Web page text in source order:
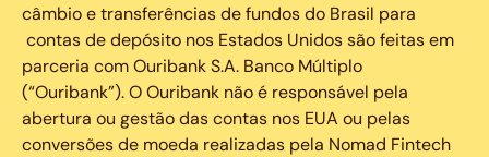
câmbio e transferências de fundos do Brasil para
contas de depósito nos Estados Unidos são feitas em
parceria com Ouribank S.A. Banco Múltiplo
(“Ouribank”). O Ouribank não é responsável pela
abertura ou gestão das contas nos EUA ou pelas
conversões de moeda realizadas pela Nomad Fintech